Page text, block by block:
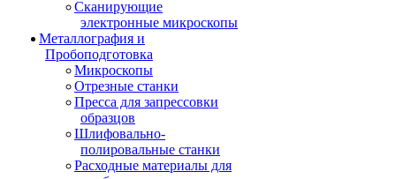
Сканирующие
электронные микроскопы
Металлография и
Пробоподготовка
Микроскопы
Отрезные станки
Пресса для запрессовки
образцов
Шлифовально-
полировальные станки
Расходные материалы для